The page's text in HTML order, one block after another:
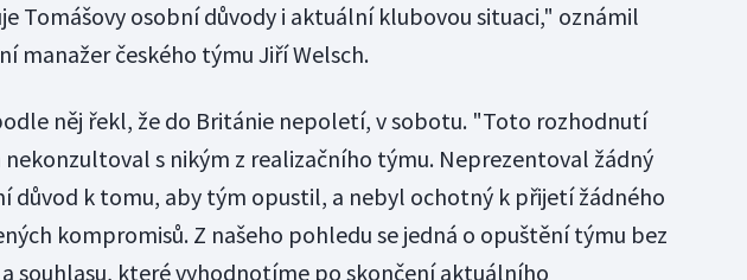
Tomášovy osobní důvody i aktuální klubovou situaci," oznámil
manažer českého týmu Jiří Welsch.
něj řekl, že do Británie nepoletí, v sobotu. "Toto rozhodnutí
nekonzultoval s nikým z realizačního týmu. Neprezentoval žádný
důvod k tomu, aby tým opustil, a nebyl ochotný k přijetí žádného
kompromisů. Z našeho pohledu se jedná o opuštění týmu bez
souhlasu, které vyhodnotíme po skončení aktuálního